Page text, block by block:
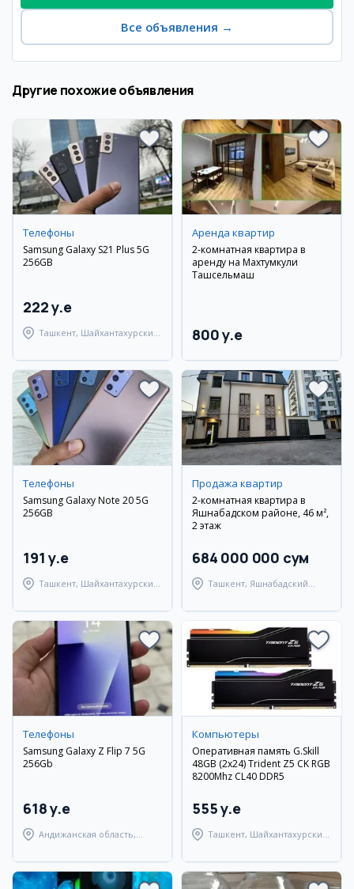
Все объявления →
Другие похожие объявления
Телефоны
Samsung Galaxy S21 Plus 5G
256GB
222 y.e
Ташкент, Шайхантахурский
Аренда квартир
2-комнатная квартира в
аренду на Махтумкули
Ташсельмаш
800 y.e
Телефоны
Samsung Galaxy Note 20 5G
256GB
191 y.e
Ташкент, Шайхантахурский
Продажа квартир
2-комнатная квартира в
Яшнабадском районе, 46 м²,
2 этаж
684 000 000 сум
Ташкент, Яшнабадский
Телефоны
Samsung Galaxy Z Flip 7 5G
256Gb
618 y.e
Андижанская область,
Компьютеры
Оперативная память G.Skill
48GB (2x24) Trident Z5 CK RGB
8200Mhz CL40 DDR5
555 y.e
Ташкент, Шайхантахурский